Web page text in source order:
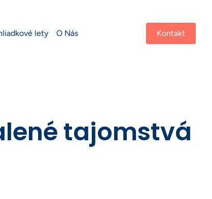
lety O Nás Kontakt
tajomstvá